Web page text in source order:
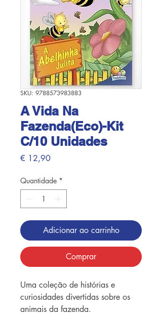
SKU: 9788573983883
A Vida Na
Fazenda(Eco)-Kit
C/10 Unidades
€ 12,90Preço
Quantidade *
Adicionar ao carrinho
Comprar
Uma coleção de histórias e
curiosidades divertidas sobre os
animais da fazenda.